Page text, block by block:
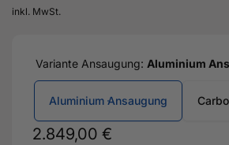
inkl. MwSt.
Variante Ansaugung: Aluminium
Aluminium Ansaugung
Normaler
2.849,00 €